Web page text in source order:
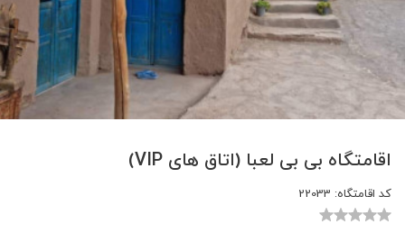
اقامتگاه بی بی لعبا (اتاق های VIP)
کد اقامتگاه: